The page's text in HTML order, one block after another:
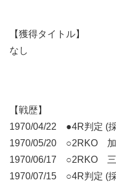
【獲得タイトル】
なし
【戦歴】
1970/04/22 ●4R判定 (
1970/05/20 ○2RKO 加
1970/06/17 ○2RKO 三
1970/07/15 ○4R判定 (